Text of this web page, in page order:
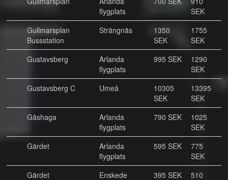
flygplats
SEK
Gullmarsplan
Bussstation
Strängnäs
1350
SEK
1755
SEK
Gustavsberg
Arlanda
flygplats
995 SEK
1290
SEK
Gustavsberg C
Umeå
10305
SEK
13395
SEK
Gåshaga
Arlanda
flygplats
790 SEK
1025
SEK
Gärdet
Arlanda
flygplats
595 SEK
775
SEK
Gärdet
Enskede 395 SEK
510